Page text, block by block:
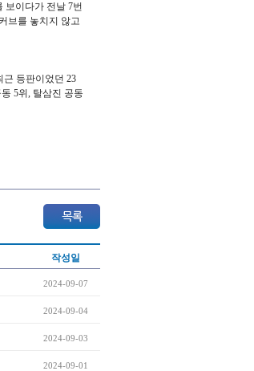
보이다가 전날 7번
브를 놓치지 않고
근 등판이었던 23
5위, 탈삼진 공동
작성일
2024-09-07
2024-09-04
2024-09-03
2024-09-01